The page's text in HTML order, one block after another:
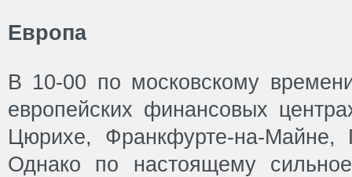
Европа
В 10-00 по московскому
европейских финансовых
Цюрихе, Франкфурте-на-Майне,
Однако по настоящему